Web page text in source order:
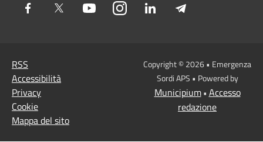
Facebook Twitter YoutubeInstagram LinkedIn
RSS
Accessibilità
Privacy
Cookie
Mappa del sito
Copyright © 2026 • Emergenza
Sordi APS • Powered by
Municipium• Accesso
redazione